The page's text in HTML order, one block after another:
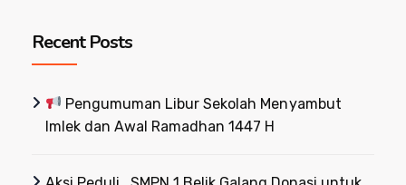
Recent Posts
Pengumuman Libur Sekolah Menyambut
Imlek dan Awal Ramadhan 1447 H